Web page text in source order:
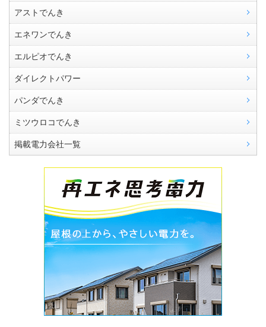
アストでんき
エネワンでんき
エルピオでんき
ダイレクトパワー
パンダでんき
ミツウロコでんき
掲載電力会社一覧